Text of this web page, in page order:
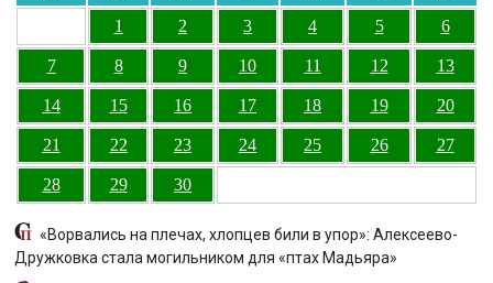
1
2 3 4 5 6
7 8 9 10 11 12 13
14 15 16 17 18 19 20
21 22 23 24 25 26 27
28 29 30
«Ворвались на плечах, хлопцев били в упор»: Алексеево-
Дружковка стала могильником для «птах Мадьяра»